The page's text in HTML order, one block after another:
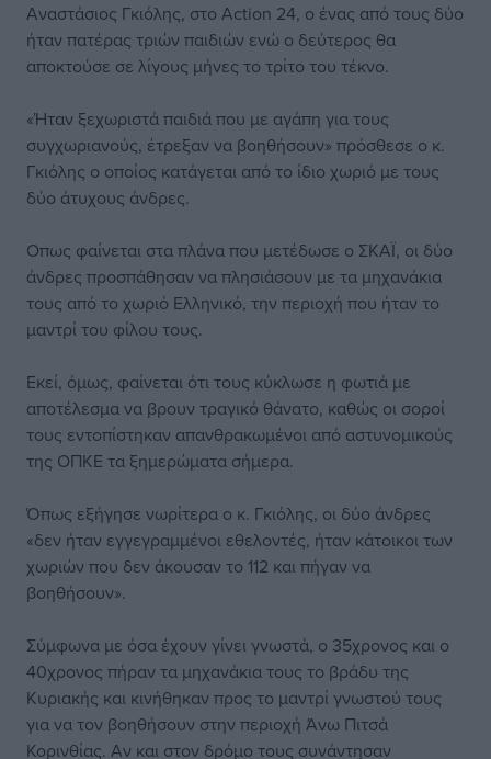
Αναστάσιος Γκιόλης, στο Action 24, ο ένας από τους δύο
ήταν πατέρας τριών παιδιών ενώ ο δεύτερος θα
αποκτούσε σε λίγους μήνες το τρίτο του τέκνο.
«Ήταν ξεχωριστά παιδιά που με αγάπη για τους
συγχωριανούς, έτρεξαν να βοηθήσουν» πρόσθεσε ο κ.
Γκιόλης ο οποίος κατάγεται από το ίδιο χωριό με τους
δύο άτυχους άνδρες.
Οπως φαίνεται στα πλάνα που μετέδωσε ο ΣΚΑΪ, οι δύο
άνδρες προσπάθησαν να πλησιάσουν με τα μηχανάκια
τους από το χωριό Ελληνικό, την περιοχή που ήταν το
μαντρί του φίλου τους.
Εκεί, όμως, φαίνεται ότι τους κύκλωσε η φωτιά με
αποτέλεσμα να βρουν τραγικό θάνατο, καθώς οι σοροί
τους εντοπίστηκαν απανθρακωμένοι από αστυνομικούς
της ΟΠΚΕ τα ξημερώματα σήμερα.
Όπως εξήγησε νωρίτερα ο κ. Γκιόλης, οι δύο άνδρες
«δεν ήταν εγγεγραμμένοι εθελοντές, ήταν κάτοικοι των
χωριών που δεν άκουσαν το 112 και πήγαν να
βοηθήσουν».
Σύμφωνα με όσα έχουν γίνει γνωστά, ο 35χρονος και ο
40χρονος πήραν τα μηχανάκια τους το βράδυ της
Κυριακής και κινήθηκαν προς το μαντρί γνωστού τους
για να τον βοηθήσουν στην περιοχή Άνω Πιτσά
Κορινθίας. Αν και στον δρόμο τους συνάντησαν